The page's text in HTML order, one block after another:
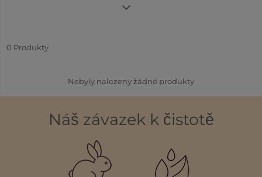
0 Produkty
Nebyly nalezeny žádné produkty
Náš závazek k čistotě